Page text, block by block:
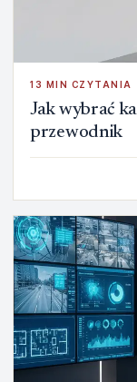
13 MIN CZYTANIA
Jak wybrać
przewodnik